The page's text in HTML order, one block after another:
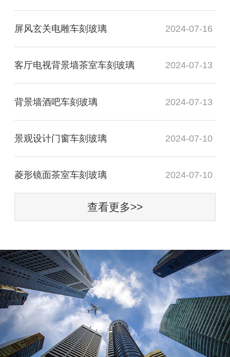
屏风玄关电雕车刻玻璃 2024-07-16
客厅电视背景墙茶室车刻玻璃 2024-07-13
背景墙酒吧车刻玻璃 2024-07-13
景观设计门窗车刻玻璃 2024-07-10
菱形镜面茶室车刻玻璃 2024-07-10
查看更多>>